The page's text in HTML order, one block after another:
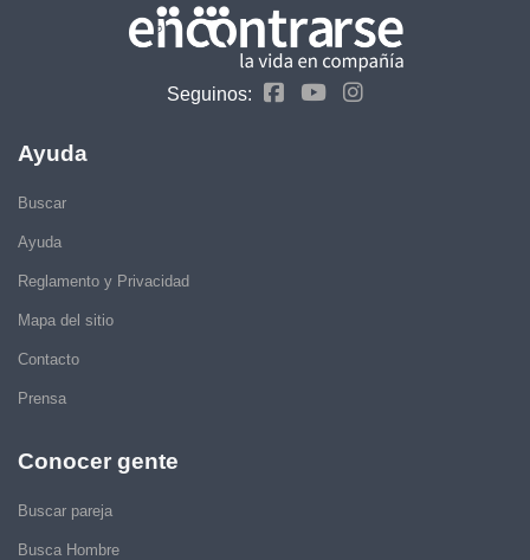
Seguinos:
Ayuda
Buscar
Ayuda
Reglamento y Privacidad
Mapa del sitio
Contacto
Prensa
Conocer gente
Buscar pareja
Busca Hombre